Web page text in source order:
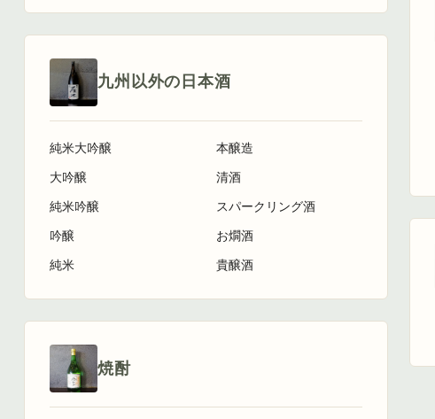
九州以外の日本酒
純米大吟醸
大吟醸
純米吟醸
吟醸
純米
本醸造
清酒
スパークリング酒
お燗酒
貴醸酒
焼酎